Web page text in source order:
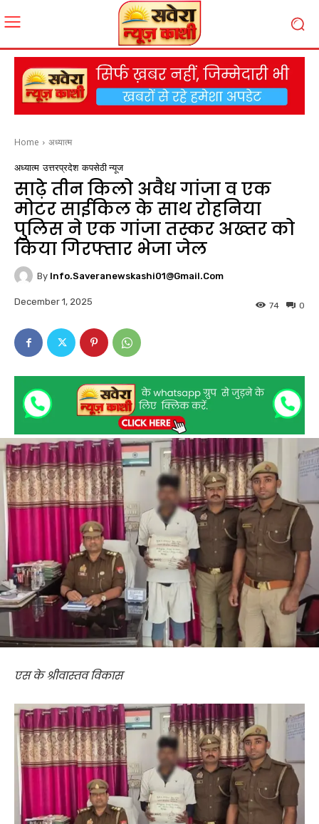
Home अध्यात्म
अध्यात्म उत्तरप्रदेश कपसेठी न्यूज
साढ़े तीन किलो अवैध गांजा व एक
मोटर साईकिल के साथ रोहनिया
पुलिस ने एक गांजा तस्कर अख्तर को
किया गिरफ्तार भेजा जेल
By Info.saveranewskashi01@gmail.com
December 1, 2025 0
74
एस के श्रीवास्तव विकास